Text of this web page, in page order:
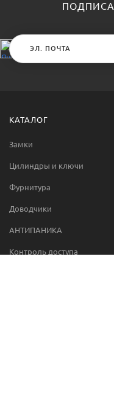
КАТАЛОГ
Замки
Цилиндры и ключи
Фурнитура
Доводчики
АНТИПАНИКА
Контроль доступа